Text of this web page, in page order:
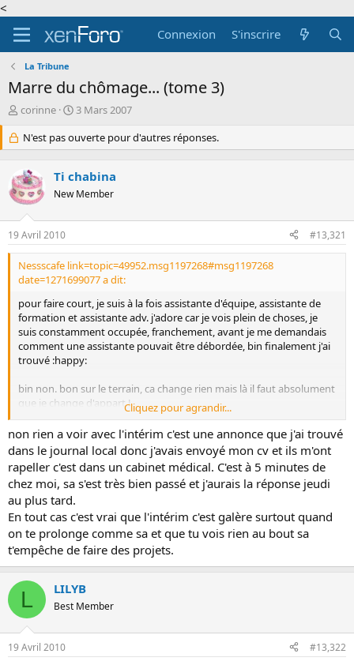
<
Connexion
S'inscrire
La Tribune
Marre du chômage... (tome 3)
A
e
r
d
e
l
a
d
i
s
u
s
s
i
o
corinne
D
t
e
e
d
b
t
3 Mars 2007
N'est pas ouverte pour d'autres réponses.
Ti chabina
New Member
19 Avril 2010 #13,321
Nessscafe link=topic=49952.msg1197268#msg1197268
date=1271699077 a dit:
pour faire court, je suis à la fois assistante d'équipe, assistante de
formation et assistante adv. j'adore car je vois plein de choses, je
suis constamment occupée, franchement, avant je me demandais
comment une assistante pouvait être débordée, bin finalement j'ai
trouvé :happy:
bin non. bon sur le terrain, ca change rien mais là il faut absolument
que je change d'appart !
ton entretien c'est avec la boite avec qui tu étais en intérim ou une
autre ? c'était prévu ?
Cliquez pour agrandir...
non rien a voir avec l'intérim c'est une annonce que j'ai trouvé
dans le journal local donc j'avais envoyé mon cv et ils m'ont
rapeller c'est dans un cabinet médical. C'est à 5 minutes de
chez moi, sa s'est très bien passé et j'aurais la réponse jeudi
au plus tard.
En tout cas c'est vrai que l'intérim c'est galère surtout quand
on te prolonge comme sa et que tu vois rien au bout sa
t'empêche de faire des projets.
L LILYB
Best Member
19 Avril 2010 #13,322